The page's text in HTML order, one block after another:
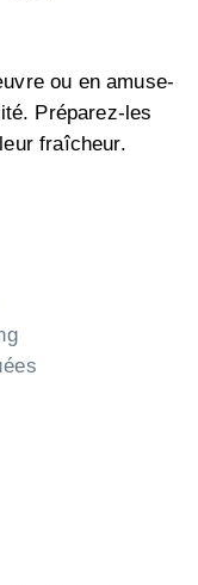
ou en amuse-
Préparez-les
fraîcheur.